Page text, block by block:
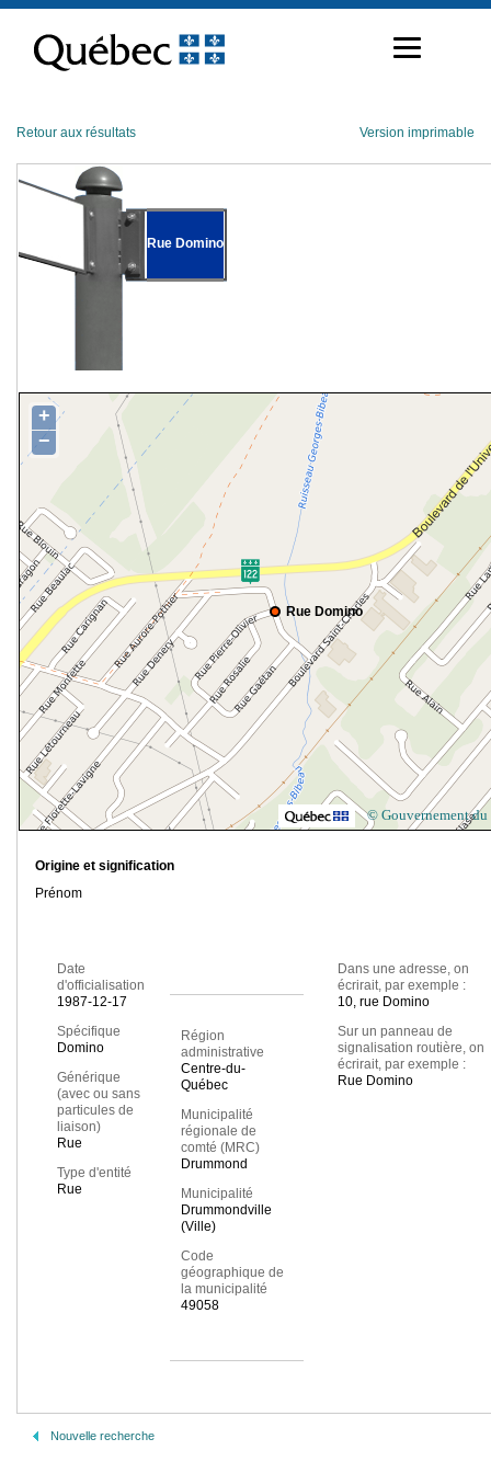
contenu
Retour aux résultats Version imprimable
Rue Domino
Rue Domino
+
−
© Gouvernement du
Origine et signification
Prénom
Date
d'officialisation
1987-12-17
Spécifique
Domino
Générique
(avec ou sans
particules de
liaison)
Rue
Type d'entité
Rue
Région
administrative
Centre-du-
Québec
Municipalité
régionale de
comté (MRC)
Drummond
Municipalité
Drummondville
(Ville)
Code
géographique de
la municipalité
49058
Dans une adresse, on
écrirait, par exemple :
10, rue Domino
Sur un panneau de
signalisation routière, on
écrirait, par exemple :
Rue Domino
Nouvelle recherche